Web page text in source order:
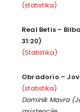
(statistika)
Real Betis –
31:20)
(Statistika)
Obradorio –
(statistika)
Dominik Mavra